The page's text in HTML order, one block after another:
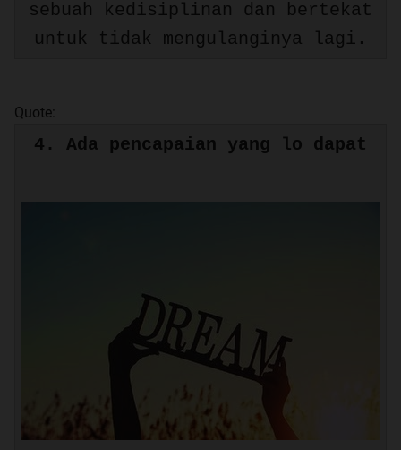
sebuah kedisiplinan dan bertekat
untuk tidak mengulanginya lagi.
Quote:
4. Ada pencapaian yang lo dapat